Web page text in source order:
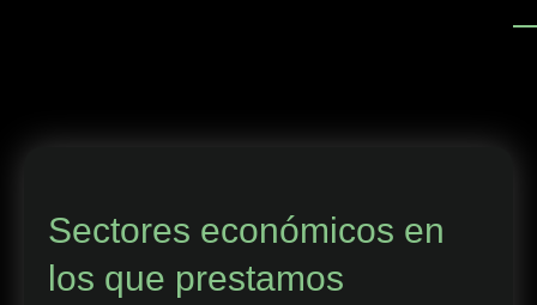
Sectores económicos en
los que prestamos